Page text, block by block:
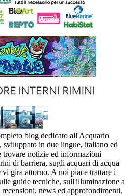
blog dedicato all'Acquario
in due lingue, italiano ed
trovare notizie ed informazioni
di barriera, sugli acquari di acqua
gira attorno. A noi piace trattare i
guide tecniche, sull'illuminazione a
news ed approfondimenti,